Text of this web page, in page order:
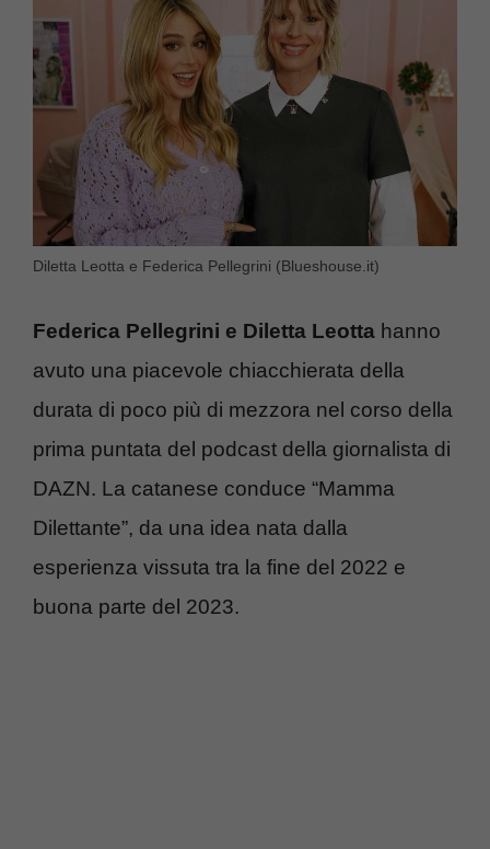
Diletta Leotta e Federica Pellegrini (Blueshouse.it)
Federica Pellegrini e Diletta Leotta hanno
avuto una piacevole chiacchierata della
durata di poco più di mezzora nel corso della
prima puntata del podcast della giornalista di
DAZN. La catanese conduce “Mamma
Dilettante”, da una idea nata dalla
esperienza vissuta tra la fine del 2022 e
buona parte del 2023.